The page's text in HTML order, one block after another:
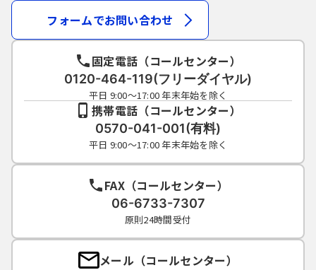
フォームでお問い合わせ
固定電話（コールセンター）
0120-464-119(フリーダイヤル)
平日 9:00～17:00 年末年始を除く
携帯電話（コールセンター）
0570-041-001(有料)
平日 9:00～17:00 年末年始を除く
FAX（コールセンター）
06-6733-7307
原則24時間受付
メール（コールセンター）